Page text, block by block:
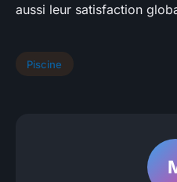
aussi leur satisfaction
Piscine